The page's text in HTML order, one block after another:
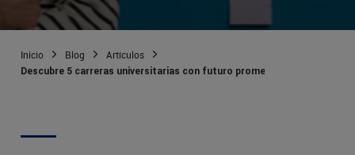
Inicio Blog Artículos
Descubre 5 carreras universitarias con futuro prometedor